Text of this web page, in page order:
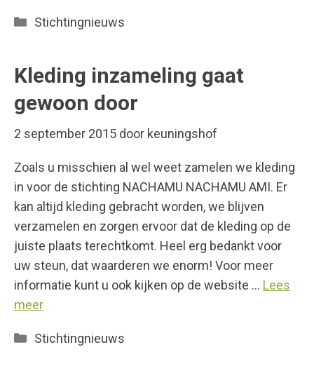
Categorieën
Stichtingnieuws
Kleding inzameling gaat
gewoon door
2 september 2015 door keuningshof
Zoals u misschien al wel weet zamelen we kleding
in voor de stichting NACHAMU NACHAMU AMI. Er
kan altijd kleding gebracht worden, we blijven
verzamelen en zorgen ervoor dat de kleding op de
juiste plaats terechtkomt. Heel erg bedankt voor
uw steun, dat waarderen we enorm! Voor meer
informatie kunt u ook kijken op de website … Lees
meer
Categorieën
Stichtingnieuws